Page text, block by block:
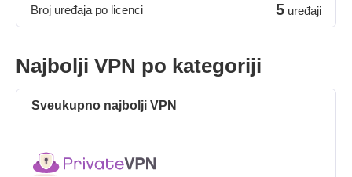
Broj uređaja po licenci 5 uređaji
Najbolji VPN po kategoriji
Sveukupno najbolji VPN